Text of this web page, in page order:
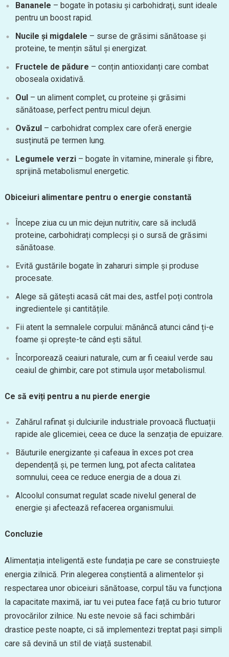
Bananele – bogate în potasiu și carbohidrați, sunt ideale
pentru un boost rapid.
Nucile și migdalele – surse de grăsimi sănătoase și
proteine, te mențin sătul și energizat.
Fructele de pădure – conțin antioxidanți care combat
oboseala oxidativă.
Oul– un aliment complet, cu proteine și grăsimi
sănătoase, perfect pentru micul dejun.
Ovăzul– carbohidrat complex care oferă energie
susținută pe termen lung.
Legumele verzi– bogate în vitamine, minerale și fibre,
sprijină metabolismul energetic.
Obiceiuri alimentare pentru o energie constantă
Începe ziua cu un mic dejun nutritiv, care să includă
proteine, carbohidrați complecși și o sursă de grăsimi
sănătoase.
Evită gustările bogate în zaharuri simple și produse
procesate.
Alege să gătești acasă cât mai des, astfel poți controla
ingredientele și cantitățile.
Fii atent la semnalele corpului: mănâncă atunci când ți-e
foame și oprește-te când ești sătul.
Încorporează ceaiuri naturale, cum ar fi ceaiul verde sau
ceaiul de ghimbir, care pot stimula ușor metabolismul.
Ce să eviți pentru a nu pierde energie
Zahărul rafinat și dulciurile industriale provoacă fluctuații
rapide ale glicemiei, ceea ce duce la senzația de epuizare.
Băuturile energizante și cafeaua în exces pot crea
dependență și, pe termen lung, pot afecta calitatea
somnului, ceea ce reduce energia de a doua zi.
Alcoolul consumat regulat scade nivelul general de
energie și afectează refacerea organismului.
Concluzie
Alimentația inteligentă este fundația pe care se construiește
energia zilnică. Prin alegerea conștientă a alimentelor și
respectarea unor obiceiuri sănătoase, corpul tău va funcționa
la capacitate maximă, iar tu vei putea face față cu brio tuturor
provocărilor zilnice. Nu este nevoie să faci schimbări
drastice peste noapte, ci să implementezi treptat pași simpli
care să devină un stil de viață sustenabil.